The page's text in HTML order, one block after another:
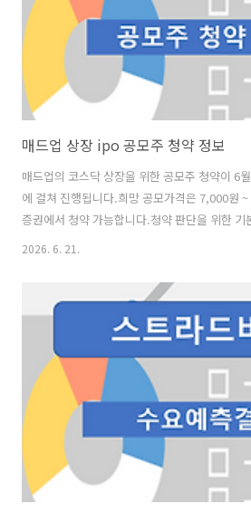
매드업 상장 ipo 공모주 청약 정보
매드업의 코스닥 상장을 위한 공모주 청약이 6
에 걸쳐 진행됩니다.희망 공모가격은 7,000원
증권에서 청약 가능합니다.청약 판단을 위한 기
구성되어 있습니다. 마케팅사업부문은 자체 개
여 기존의 노동집약적 광고 운영 방식을 탈피,
대행서비스(Managed AdOps Service)를 제공
인하고 있습니다. 솔루션사업부문은 광고 데이
최적화를 지원하는 AI 마케팅 에이전트 LEVER
2026. 6. 21.